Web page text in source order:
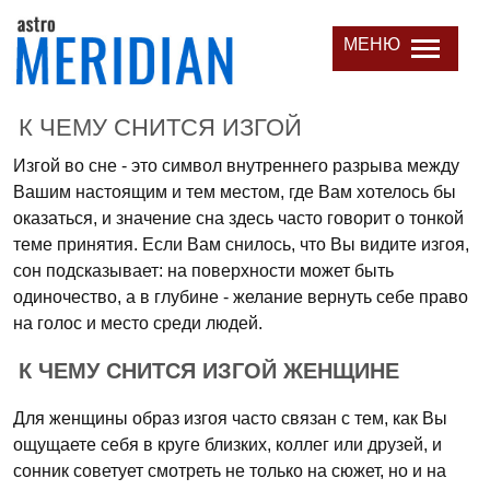
МЕНЮ
К ЧЕМУ СНИТСЯ ИЗГОЙ
Изгой во сне - это символ внутреннего разрыва между
Вашим настоящим и тем местом, где Вам хотелось бы
оказаться, и значение сна здесь часто говорит о тонкой
теме принятия. Если Вам снилось, что Вы видите изгоя,
сон подсказывает: на поверхности может быть
одиночество, а в глубине - желание вернуть себе право
на голос и место среди людей.
К ЧЕМУ СНИТСЯ ИЗГОЙ ЖЕНЩИНЕ
Для женщины образ изгоя часто связан с тем, как Вы
ощущаете себя в круге близких, коллег или друзей, и
сонник советует смотреть не только на сюжет, но и на